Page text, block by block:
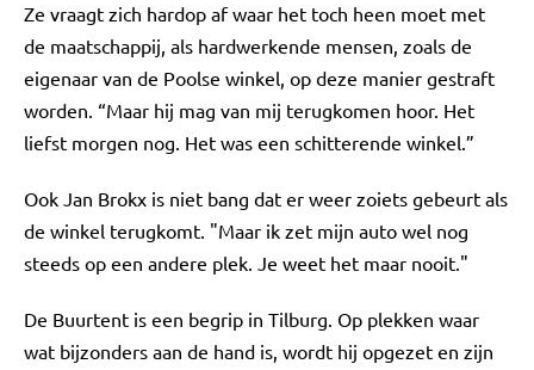
Ze vraagt zich hardop af waar het toch heen moet met
de maatschappij, als hardwerkende mensen, zoals de
eigenaar van de Poolse winkel, op deze manier gestraft
worden. “Maar hij mag van mij terugkomen hoor. Het
liefst morgen nog. Het was een schitterende winkel.”
Ook Jan Brokx is niet bang dat er weer zoiets gebeurt als
de winkel terugkomt. "Maar ik zet mijn auto wel nog
steeds op een andere plek. Je weet het maar nooit."
De Buurtent is een begrip in Tilburg. Op plekken waar
wat bijzonders aan de hand is, wordt hij opgezet en zijn